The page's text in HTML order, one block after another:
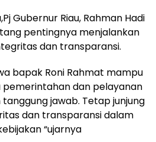
Gubernur Riau, Rahman Hadi
pentingnya menjalankan
dan transparansi.
bapak Roni Rahmat mampu
dan pelayanan
jawab. Tetap junjung
dan transparansi dalam
“ujarnya